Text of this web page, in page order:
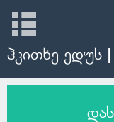
ჰკითხე ედუს